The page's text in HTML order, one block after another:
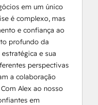
em um único
é complexo, mas
e confiança ao
profundo da
e sua
perspectivas
a colaboração
Alex ao nosso
em